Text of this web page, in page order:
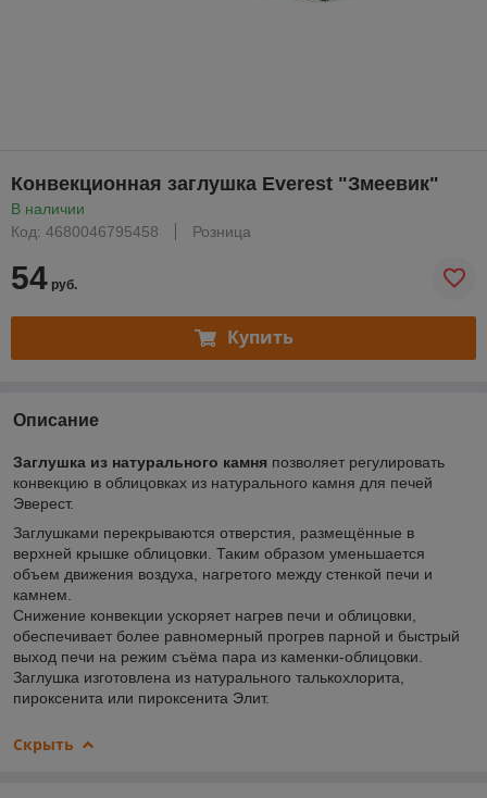
Конвекционная заглушка Everest "Змеевик"
В наличии
Код: 4680046795458
Розница
54 руб.
Купить
Описание
Заглушка из натурального камня позволяет регулировать
конвекцию в облицовках из натурального камня для печей
Эверест.
Заглушками перекрываются отверстия, размещённые в
верхней крышке облицовки. Таким образом уменьшается
объем движения воздуха, нагретого между стенкой печи и
камнем.
Снижение конвекции ускоряет нагрев печи и облицовки,
обеспечивает более равномерный прогрев парной и быстрый
выход печи на режим съёма пара из каменки-облицовки.
Заглушка изготовлена из натурального талькохлорита,
пироксенита или пироксенита Элит.
Скрыть